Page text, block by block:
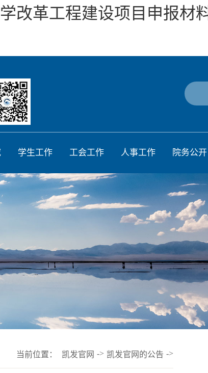
改革工程建设项目申报材
学生工作 工会工作 人事工作 院务公开
当前位置： 凯发官网 -> 凯发官网的公告 ->